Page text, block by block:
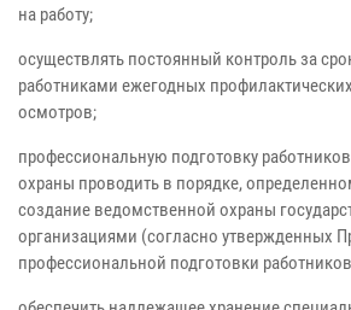
на работу;
осуществлять постоянный контроль за
работниками ежегодных
осмотров;
профессиональную подготовку
охраны проводить в порядке,
создание ведомственной охраны
организациями (согласно утвержденных
профессиональной подготовки